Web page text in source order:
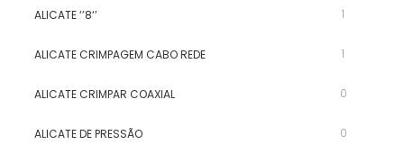
ALICATE ‘’8‘’ 1
ALICATE CRIMPAGEM CABO REDE 1
ALICATE CRIMPAR COAXIAL 0
ALICATE DE PRESSÃO 0